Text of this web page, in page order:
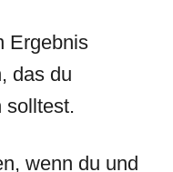
Ergebnis
das du
solltest.
wenn du und